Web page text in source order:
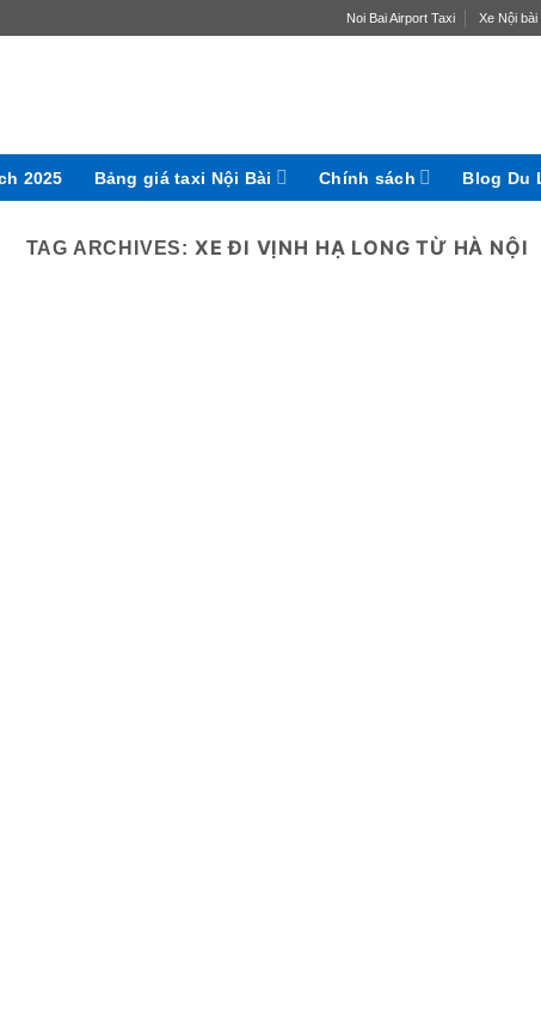
Noi Bai Airport Taxi Xe Nội bài
2025 Bảng giá taxi Nội Bài Chính sách Blog Du
TAG ARCHIVES: XE ĐI VỊNH HẠ LONG TỪ HÀ NỘI